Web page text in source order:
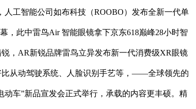
工智能公司如布科技（ROOBO）发布全新一代单
此中雷鸟Air 智能眼镜拿下京东618巅峰28小时智
，AR新锐品牌雷鸟立异发布新一代消费级XR眼镜
比从动驾驶系统、人脸识别手艺等，——全球领先的
车”新品宣发会正式举行，承载的内容更丰硕。精